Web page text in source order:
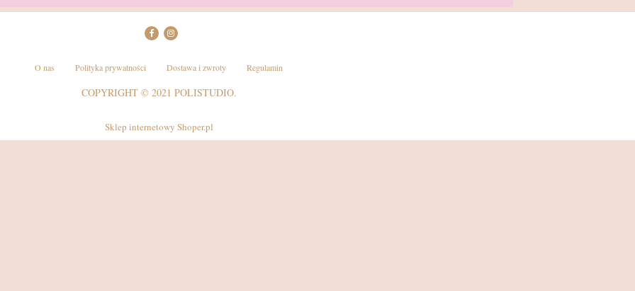
O nas Polityka prywatności Dostawa i zwroty Regulamin
COPYRIGHT © 2021 POLISTUDIO.
Sklep internetowy Shoper.pl